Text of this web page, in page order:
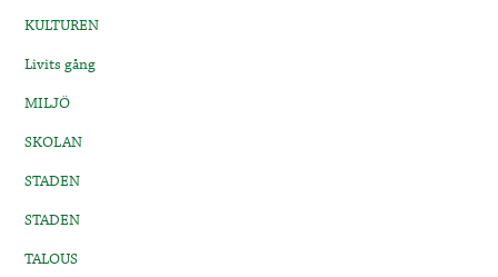
KULTUREN
Livits gång
MILJÖ
SKOLAN
STADEN
STADEN
TALOUS